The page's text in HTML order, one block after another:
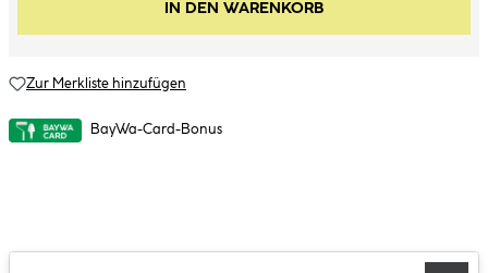
IN DEN WARENKORB
Zur Merkliste hinzufügen
BayWa-Card-Bonus